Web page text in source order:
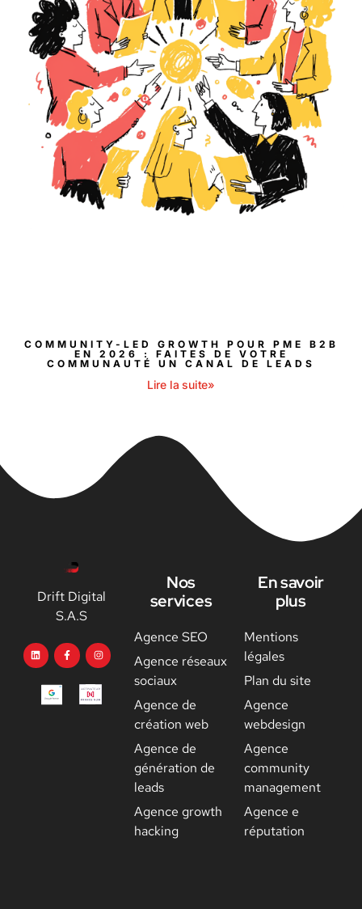
COMMUNITY-LED GROWTH POUR PME B2B
EN 2026 : FAITES DE VOTRE
COMMUNAUTÉ UN CANAL DE LEADS
Lire la suite»
Nos
services
Agence SEO
Agence réseaux
sociaux
Agence de
création web
Agence de
génération de
leads
Agence growth
hacking
Drift Digital
S.A.S
En savoir
plus
Mentions
légales
Plan du site
Agence
webdesign
Agence
community
management
Agence e
réputation